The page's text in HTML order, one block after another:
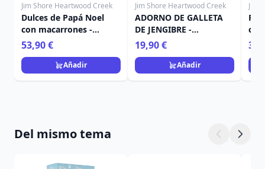
Jim Shore Heartwood Creek
Dulces de Papá Noel
con macarrones -
Heartwood Creek
53,90 €
Añadir
Jim Shore Heartwood Creek
ADORNO DE GALLETA
DE JENGIBRE -
HEARTWOOD CREEK
19,90 €
Añadir
Jim
Del mismo tema